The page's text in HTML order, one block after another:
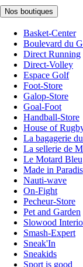
Nos boutiques
Basket-Center
Boulevard du
Direct Running
Direct-Volley
Espace Golf
Foot-Store
Galop-Store
Goal-Foot
Handball-Store
House of
La bagagerie
La sellerie de
Le Motard Bleu
Made in Paradis
Nauti-wave
On-Fight
Pecheur-Store
Pet and Garden
Slowood
Smash-Expert
Sneak'In
Sneakids
Sport is good